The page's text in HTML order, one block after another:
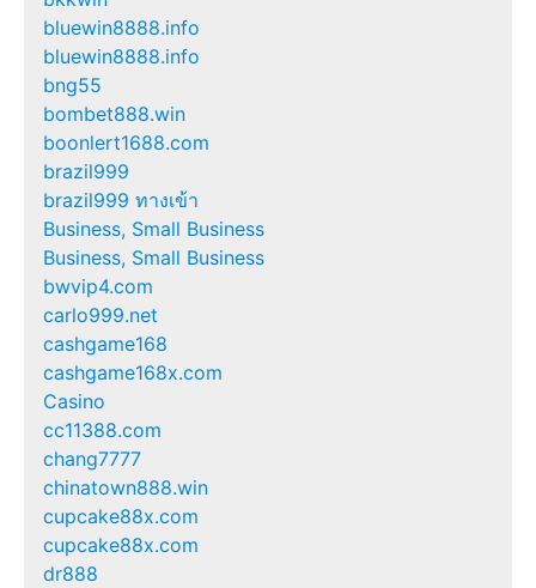
bluewin8888.info
bluewin8888.info
bng55
bombet888.win
boonlert1688.com
brazil999
brazil999 ทางเข้า
Business, Small Business
Business, Small Business
bwvip4.com
carlo999.net
cashgame168
cashgame168x.com
Casino
cc11388.com
chang7777
chinatown888.win
cupcake88x.com
cupcake88x.com
dr888